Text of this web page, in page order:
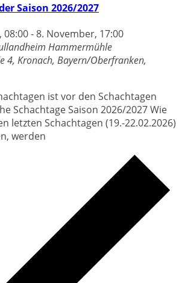
Saison 2026/2027
08:00-8. November, 17:00
Hammermühle
4, Kronach, Bayern/Oberfranken,
ist vor den Schachtagen
Schachtage Saison 2026/2027 Wie
letzten Schachtagen (19.-22.02.2026)
werden